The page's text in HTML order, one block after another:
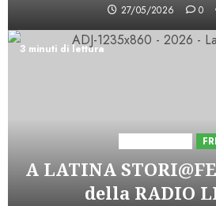
27/05/2026 0
3 minuti di lettura
A LATINA
della RADIO